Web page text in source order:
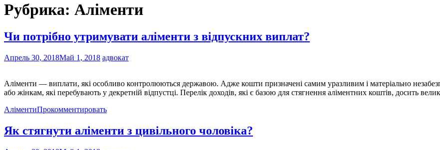
Рубрика: Аліменти
Чи потрібно утримувати аліменти з відпускних виплат?
Апрель 30, 2018Май 1, 2018 адвокат
Аліменти — виплати, які особливо контролюються державою. Адже кошти призначені самим уразливим і матеріально
або жінкам, які перебувають у декретній відпустці. Перелік доходів, які є базою для стягнення аліментних коштів, досить
АліментиПрокомментировать
Як стягнути аліменти з цивільного чоловіка?